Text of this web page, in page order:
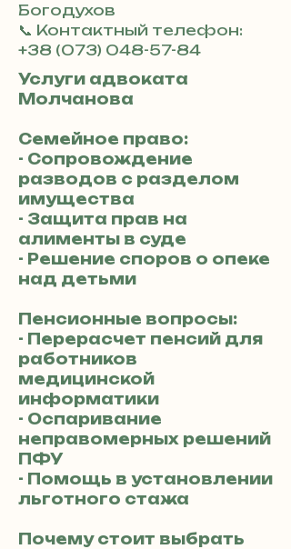
Богодухов
📞 Контактный телефон:
+38 (073) 048-57-84
Услуги адвоката
Молчанова
Семейное право:
- Сопровождение
разводов с разделом
имущества
- Защита прав на
алименты в суде
- Решение споров о опеке
над детьми
Пенсионные вопросы:
- Перерасчет пенсий для
работников
медицинской
информатики
- Оспаривание
неправомерных решений
ПФУ
- Помощь в установлении
льготного стажа
Почему стоит выбрать